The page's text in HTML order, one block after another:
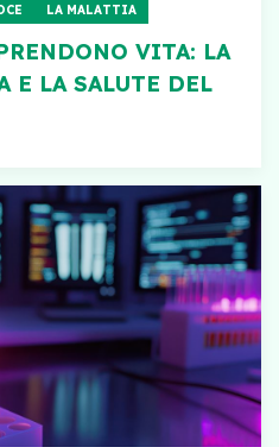
LA MALATTIA
VITA: LA
E LA SALUTE DEL